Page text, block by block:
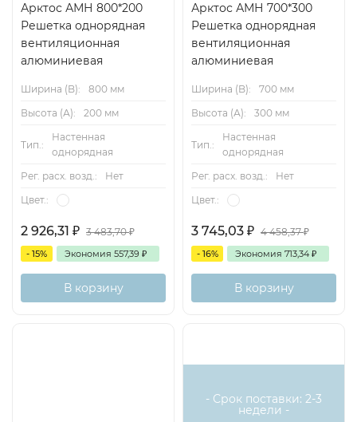
Арктос АМН 800*200
Решетка однорядная
вентиляционная
алюминиевая
Ширина (B):
800 мм
Высота (А):
200 мм
Тип.:
Настенная
однорядная
Рег. расх. возд.:
Нет
Цвет.:
2 926,31 ₽ 3 483,70₽
- 15% Экономия 557,39 ₽
В корзину
Арктос АМН 700*300
Решетка однорядная
вентиляционная
алюминиевая
Ширина (B):
700 мм
Высота (А):
300 мм
Тип.:
Настенная
однорядная
Рег. расх. возд.:
Нет
Цвет.:
3 745,03 ₽ 4 458,37₽
- 16% Экономия 713,34 ₽
В корзину
- Срок поставки: 2-3
недели -